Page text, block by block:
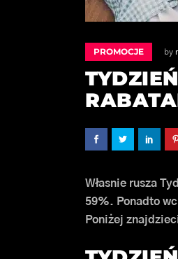
PROMOCJE by
Własnie rusza
59%. Ponadto
Poniżej